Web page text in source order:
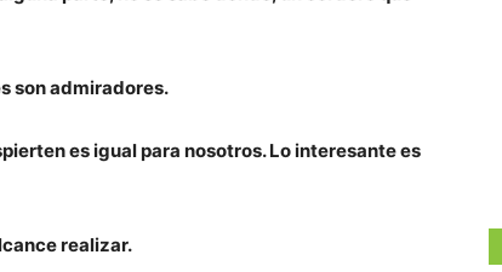
son admiradores.
es igual para nosotros. Lo interesante es
realizar.